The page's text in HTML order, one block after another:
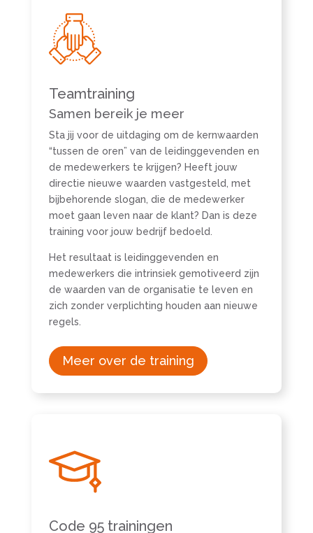
Teamtraining
Samen bereik je meer
Sta jij voor de uitdaging om de kernwaarden
“tussen de oren” van de leidinggevenden en
de medewerkers te krijgen? Heeft jouw
directie nieuwe waarden vastgesteld, met
bijbehorende slogan, die de medewerker
moet gaan leven naar de klant? Dan is deze
training voor jouw bedrijf bedoeld.
Het resultaat is leidinggevenden en
medewerkers die intrinsiek gemotiveerd zijn
de waarden van de organisatie te leven en
zich zonder verplichting houden aan nieuwe
regels.
Meer over de training
Code 95 trainingen